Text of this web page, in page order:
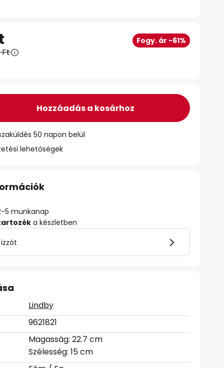
Fogy. ár -61%
Ft
Hozzáadás a kosárhoz
50 napon belül
lehetőségek
5 munkanap
a készletben
Lindby
9621821
Magasság: 22.7 cm
Szélesség: 15 cm